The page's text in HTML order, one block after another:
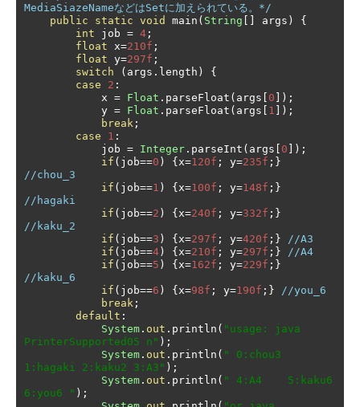
MediaSiazeNameなどはSetに加えられている。*/
public
static void main ( String [] args )
{
int job = 4 ;
float x=210f ;
float y=297f ;
switch
( args . length )
{
case
2 :
            x
= Float . parseFloat ( args [ 0 ]);
            y
= Float . parseFloat ( args [ 1 ]);
break ;
case
1 :
            job
= Integer . parseInt ( args [ 0 ]);
if ( job==0 ) {x=120f ; y=235f ;}
//chou_3
if ( job==1 ) {x=100f ; y=148f ;}
//hagaki
if ( job==2 ) {x=240f ; y=332f ;}
//kaku_2
if ( job==3 ) {x=297f ; y=420f ;}
//A3
if ( job==4) {x=210f ; y=297f ;}
//A4
if ( job==5 ) {x=162f ; y=229f ;}
//kaku_6
if ( job==6 ) {x=98f ; y=190f ;}
//you_6
break ;
default :
System . out . println ( "usage: java
PrinterSupported05 n" );
System . out . println ( " 0:chou3
1:hagaki 2:kaku2 3:A3" );
System . out . println ( " 4:A4    5:kaku6
6:you6 " );